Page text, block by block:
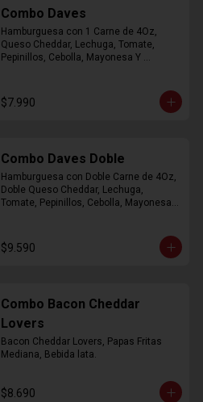
Combo Daves
Hamburguesa con 1 Carne de 4Oz,
Queso Cheddar, Lechuga, Tomate,
Pepinillos, Cebolla, Mayonesa Y
$7.990
Combo Daves Doble
Hamburguesa con Doble Carne de 4Oz,
Doble Queso Cheddar, Lechuga,
Tomate, Pepinillos, Cebolla, Mayonesa y
$9.590
Combo Bacon Cheddar
Lovers
Bacon Cheddar Lovers, Papas Fritas
Mediana, Bebida lata.
$8.690